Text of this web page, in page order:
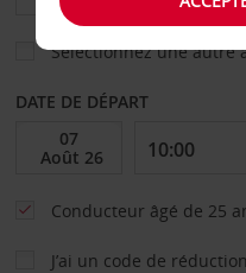
Sélectionnez une autre
DATE DE DÉPART
Conducteur âgé de 25
J’ai un code de réduction